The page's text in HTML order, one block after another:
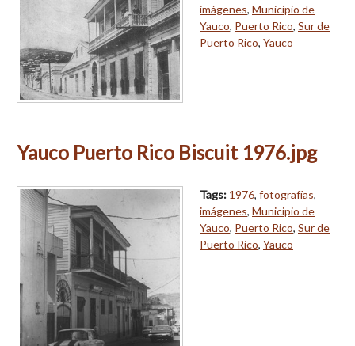
imágenes, Municipio de
Yauco, Puerto Rico, Sur de
Puerto Rico, Yauco
Yauco Puerto Rico Biscuit 1976.jpg
Tags: 1976, fotografías,
imágenes, Municipio de
Yauco, Puerto Rico, Sur de
Puerto Rico, Yauco